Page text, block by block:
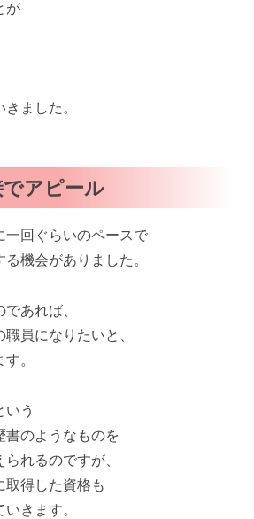
が
ました。
アピール
一回ぐらいのペースで
機会がありました。
あれば、
員になりたいと、
。
いう
書のようなものを
れるのですが、
取得した資格も
きます。